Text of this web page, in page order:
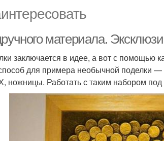
материала.
заключается в идее, а вот с помощью
для примера необычной поделки —
ножницы. Работать с таким набором